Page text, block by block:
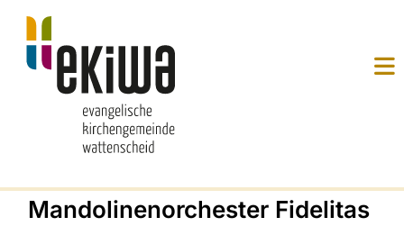
Mandolinenorchester Fidelitas